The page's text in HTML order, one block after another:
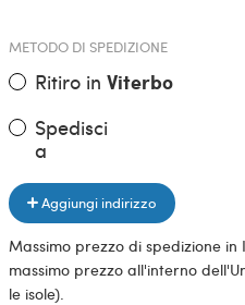
METODO DI SPEDIZIONE
Ritiro in Viterbo
Spedisci
a
Aggiungi indirizzo
Massimo prezzo di spedizione in
massimo prezzo all'interno
le isole).